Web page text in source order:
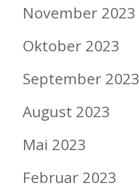
November 2023
Oktober 2023
September 2023
August 2023
Mai 2023
Februar 2023